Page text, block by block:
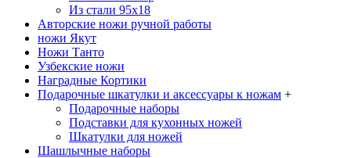
Из стали 95х18
Авторские ножи ручной работы
ножи Якут
Ножи Танто
Узбекские ножи
Наградные Кортики
Подарочные шкатулки и аксессуары к ножам +
Подарочные наборы
Подставки для кухонных ножей
Шкатулки для ножей
Шашлычные наборы